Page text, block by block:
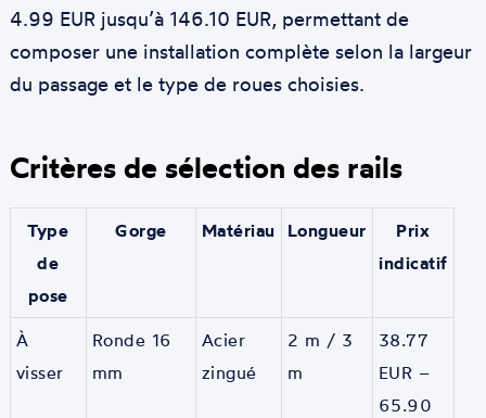
4.99 EUR jusqu’à 146.10 EUR, permettant de
composer une installation complète selon la largeur
du passage et le type de roues choisies.
Critères de sélection des rails
Type
de
pose
Gorge Matériau Longueur
Prix
indicatif
À
visser
Ronde 16
mm
Acier
zingué
2 m / 3
m
38.77
EUR –
65.90